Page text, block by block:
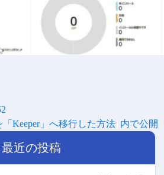
Keeper」へ移行した方法 内で公開
最近の投稿